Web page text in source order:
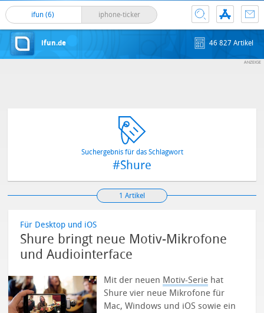
ifun (6) iphone-ticker
ifun.de 46 827 Artikel
Suchergebnis für das Schlagwort
#Shure
1 Artikel
Für Desktop und iOS
Shure bringt neue Motiv-Mikrofone
und Audiointerface
Mit der neuen Motiv-Serie hat
Shure vier neue Mikrofone für
Mac, Windows und iOS sowie ein